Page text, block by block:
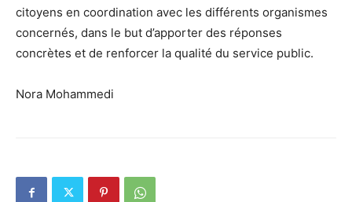
citoyens en coordination avec les différents organismes
concernés, dans le but d’apporter des réponses
concrètes et de renforcer la qualité du service public.
Nora Mohammedi